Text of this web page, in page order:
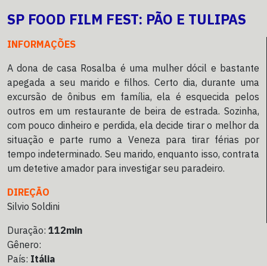
SP FOOD FILM FEST: PÃO E TULIPAS
INFORMAÇÕES
A dona de casa Rosalba é uma mulher dócil e bastante
apegada a seu marido e filhos. Certo dia, durante uma
excursão de ônibus em família, ela é esquecida pelos
outros em um restaurante de beira de estrada. Sozinha,
com pouco dinheiro e perdida, ela decide tirar o melhor da
situação e parte rumo a Veneza para tirar férias por
tempo indeterminado. Seu marido, enquanto isso, contrata
um detetive amador para investigar seu paradeiro.
DIREÇÃO
Silvio Soldini
Duração: 112min
Gênero:
País: Itália